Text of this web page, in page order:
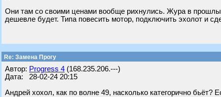
Они там со своими ценами вообще рихнулись. Жура в
дешевле будет. Типа повесить мотор, подключить эхолот и
Re: Замена Прогу
Автор: Progress 4 (168.235.206.---)
Дата: 28-02-24 20:15
Андрей хохол, как по волне 49, насколько категорично бьёт?